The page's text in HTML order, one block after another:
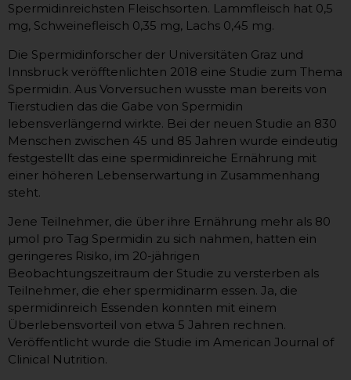
Spermidinreichsten Fleischsorten. Lammfleisch hat 0,5
mg, Schweinefleisch 0,35 mg, Lachs 0,45 mg.
Die Spermidinforscher der Universitäten Graz und
Innsbruck veröfftenlichten 2018 eine Studie zum Thema
Spermidin. Aus Vorversuchen wusste man bereits von
Tierstudien das die Gabe von Spermidin
lebensverlängernd wirkte. Bei der neuen Studie an 830
Menschen zwischen 45 und 85 Jahren wurde eindeutig
festgestellt das eine spermidinreiche Ernährung mit
einer höheren Lebenserwartung in Zusammenhang
steht.
Jene Teilnehmer, die über ihre Ernährung mehr als 80
µmol pro Tag Spermidin zu sich nahmen, hatten ein
geringeres Risiko, im 20-jährigen
Beobachtungszeitraum der Studie zu versterben als
Teilnehmer, die eher spermidinarm essen. Ja, die
spermidinreich Essenden konnten mit einem
Überlebensvorteil von etwa 5 Jahren rechnen.
Veröffentlicht wurde die Studie im American Journal of
Clinical Nutrition.